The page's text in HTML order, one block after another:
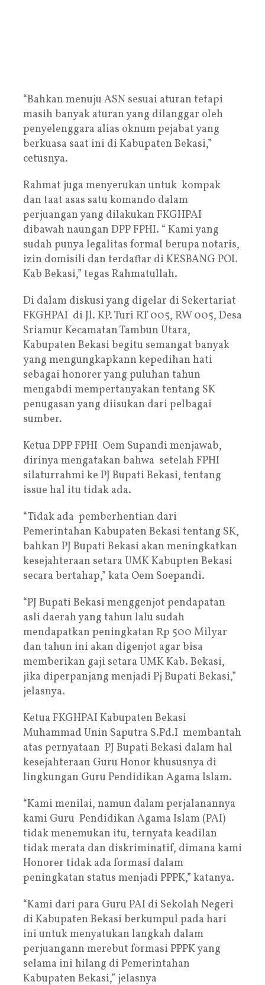
“Bahkan menuju ASN sesuai aturan tetapi
masih banyak aturan yang dilanggar oleh
penyelenggara alias oknum pejabat yang
berkuasa saat ini di Kabupaten Bekasi,”
cetusnya.
Rahmat juga menyerukan untuk kompak
dan taat asas satu komando dalam
perjuangan yang dilakukan FKGHPAI
dibawah naungan DPP FPHI. “ Kami yang
sudah punya legalitas formal berupa notaris,
izin domisili dan terdaftar di KESBANG POL
Kab Bekasi,” tegas Rahmatullah.
Di dalam diskusi yang digelar di Sekertariat
FKGHPAI di Jl. KP. Turi RT 005, RW 005, Desa
Sriamur Kecamatan Tambun Utara,
Kabupaten Bekasi begitu semangat banyak
yang mengungkapkann kepedihan hati
sebagai honorer yang puluhan tahun
mengabdi mempertanyakan tentang SK
penugasan yang diisukan dari pelbagai
sumber.
Ketua DPP FPHI Oem Supandi menjawab,
dirinya mengatakan bahwa setelah FPHI
silaturrahmi ke PJ Bupati Bekasi, tentang
issue hal itu tidak ada.
“Tidak ada pemberhentian dari
Pemerintahan Kabupaten Bekasi tentang SK,
bahkan PJ Bupati Bekasi akan meningkatkan
kesejahteraan setara UMK Kabupten Bekasi
secara bertahap,” kata Oem Soepandi.
“PJ Bupati Bekasi menggenjot pendapatan
asli daerah yang tahun lalu sudah
mendapatkan peningkatan Rp 500 Milyar
dan tahun ini akan digenjot agar bisa
memberikan gaji setara UMK Kab. Bekasi,
jika diperpanjang menjadi Pj Bupati Bekasi,”
jelasnya.
Ketua FKGHPAI Kabupaten Bekasi
Muhammad Unin Saputra S.Pd.I membantah
atas pernyataan PJ Bupati Bekasi dalam hal
kesejahteraan Guru Honor khususnya di
lingkungan Guru Pendidikan Agama Islam.
“Kami menilai, namun dalam perjalanannya
kami Guru Pendidikan Agama Islam (PAI)
tidak menemukan itu, ternyata keadilan
tidak merata dan diskriminatif, dimana kami
Honorer tidak ada formasi dalam
peningkatan status menjadi PPPK,” katanya.
“Kami dari para Guru PAI di Sekolah Negeri
di Kabupaten Bekasi berkumpul pada hari
ini untuk menyatukan langkah dalam
perjuangann merebut formasi PPPK yang
selama ini hilang di Pemerintahan
Kabupaten Bekasi,” jelasnya